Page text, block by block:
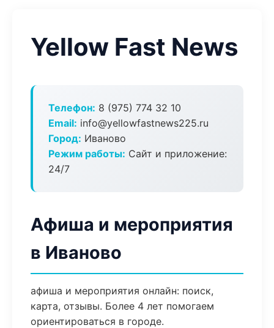
Yellow Fast News
Телефон: 8 (975) 774 32 10
Email: info@yellowfastnews225.ru
Город: Иваново
Режим работы: Сайт и приложение:
24/7
Афиша и мероприятия
в Иваново
афиша и мероприятия онлайн: поиск,
карта, отзывы. Более 4 лет помогаем
ориентироваться в городе.